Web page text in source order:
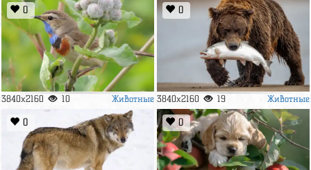
0
3840x2160 10 Животные
0
3840x2160 19 Животные
0 0